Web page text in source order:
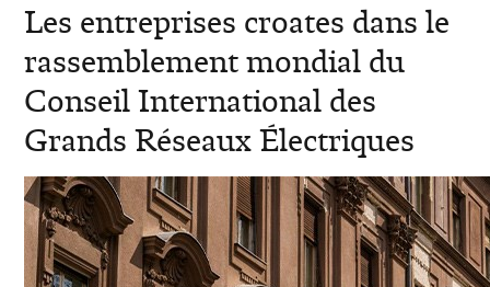
Les entreprises croates dans le
rassemblement mondial du
Conseil International des
Grands Réseaux Électriques